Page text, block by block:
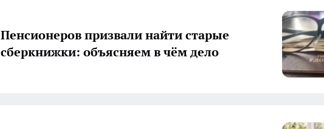
Пенсионеров призвали найти старые
сберкнижки: объясняем в чём дело